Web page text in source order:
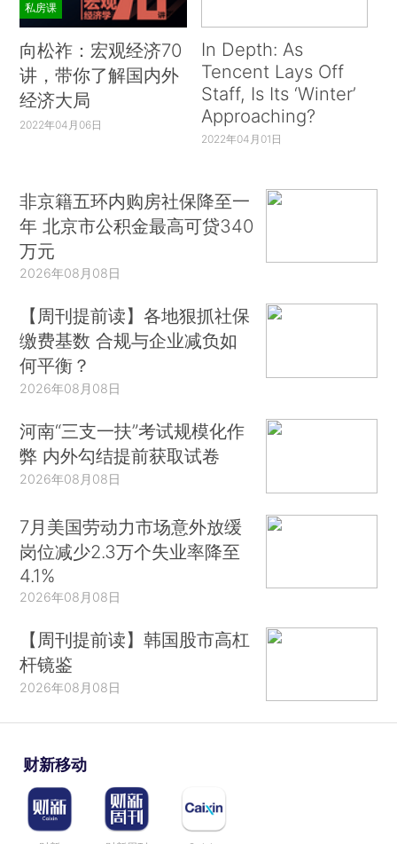
私房课
向松祚：宏观经济70
讲，带你了解国内外
经济大局
2022年04月06日
In Depth: As
Tencent Lays Off
Staff, Is Its ‘Winter’
Approaching?
2022年04月01日
非京籍五环内购房社保降至一
年 北京市公积金最高可贷340
万元
2026年08月08日
【周刊提前读】各地狠抓社保
缴费基数 合规与企业减负如
何平衡？
2026年08月08日
河南“三支一扶”考试规模化作
弊 内外勾结提前获取试卷
2026年08月08日
7月美国劳动力市场意外放缓
岗位减少2.3万个失业率降至
4.1%
2026年08月08日
【周刊提前读】韩国股市高杠
杆镜鉴
2026年08月08日
财新移动